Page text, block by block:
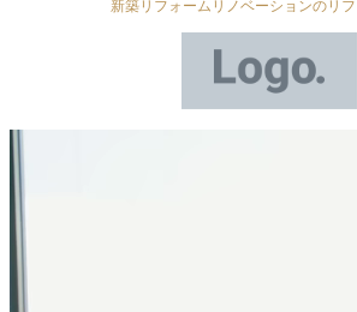
新築リフォームリノベーションのリ